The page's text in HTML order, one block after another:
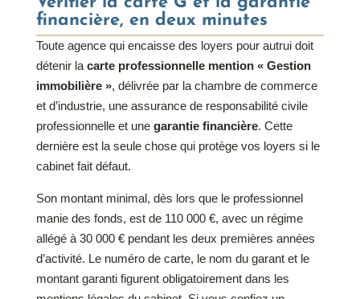
financière, en deux minutes
Toute agence qui encaisse des loyers pour autrui doit
détenir la carte professionnelle mention « Gestion
immobilière », délivrée par la chambre de commerce
et d’industrie, une assurance de responsabilité civile
professionnelle et une garantie financière. Cette
dernière est la seule chose qui protège vos loyers si le
cabinet fait défaut.
Son montant minimal, dès lors que le professionnel
manie des fonds, est de 110 000 €, avec un régime
allégé à 30 000 € pendant les deux premières années
d’activité. Le numéro de carte, le nom du garant et le
montant garanti figurent obligatoirement dans les